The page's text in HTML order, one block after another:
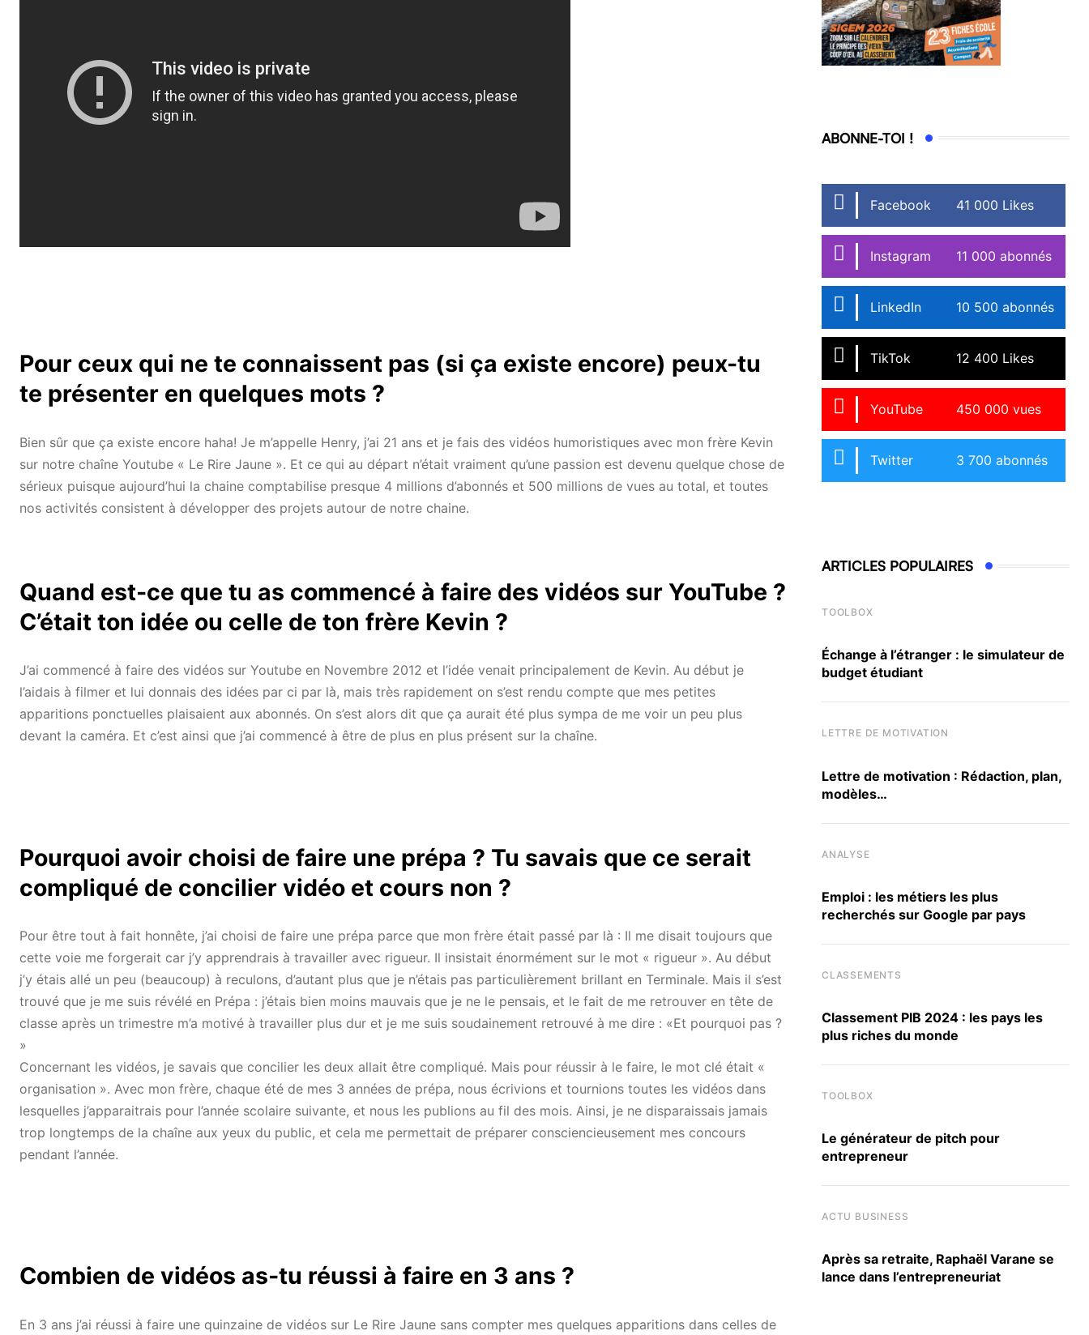
Pour ceux qui ne te connaissent pas (si ça existe encore) peux-tu
te présenter en quelques mots ?
Bien sûr que ça existe encore haha! Je m’appelle Henry, j’ai 21 ans et je fais des vidéos humoristiques avec mon frère Kevin
sur notre chaîne Youtube « Le Rire Jaune ». Et ce qui au départ n’était vraiment qu’une passion est devenu quelque chose de
sérieux puisque aujourd’hui la chaine comptabilise presque 4 millions d’abonnés et 500 millions de vues au total, et toutes
nos activités consistent à développer des projets autour de notre chaine.
Quand est-ce que tu as commencé à faire des vidéos sur YouTube ?
C’était ton idée ou celle de ton frère Kevin ?
J’ai commencé à faire des vidéos sur Youtube en Novembre 2012 et l’idée venait principalement de Kevin. Au début je
l’aidais à filmer et lui donnais des idées par ci par là, mais très rapidement on s’est rendu compte que mes petites
apparitions ponctuelles plaisaient aux abonnés. On s’est alors dit que ça aurait été plus sympa de me voir un peu plus
devant la caméra. Et c’est ainsi que j’ai commencé à être de plus en plus présent sur la chaîne.
Pourquoi avoir choisi de faire une prépa ? Tu savais que ce serait
compliqué de concilier vidéo et cours non ?
Pour être tout à fait honnête, j’ai choisi de faire une prépa parce que mon frère était passé par là : Il me disait toujours que
cette voie me forgerait car j’y apprendrais à travailler avec rigueur. Il insistait énormément sur le mot « rigueur ». Au début
j’y étais allé un peu (beaucoup) à reculons, d’autant plus que je n’étais pas particulièrement brillant en Terminale. Mais il s’est
trouvé que je me suis révélé en Prépa : j’étais bien moins mauvais que je ne le pensais, et le fait de me retrouver en tête de
classe après un trimestre m’a motivé à travailler plus dur et je me suis soudainement retrouvé à me dire : «Et pourquoi pas ?
»
Concernant les vidéos, je savais que concilier les deux allait être compliqué. Mais pour réussir à le faire, le mot clé était «
organisation ». Avec mon frère, chaque été de mes 3 années de prépa, nous écrivions et tournions toutes les vidéos dans
lesquelles j’apparaitrais pour l’année scolaire suivante, et nous les publions au fil des mois. Ainsi, je ne disparaissais jamais
trop longtemps de la chaîne aux yeux du public, et cela me permettait de préparer consciencieusement mes concours
pendant l’année.
Combien de vidéos as-tu réussi à faire en 3 ans ?
En 3 ans j’ai réussi à faire une quinzaine de vidéos sur Le Rire Jaune sans compter mes quelques apparitions dans celles de
ABONNE-TOI !
Facebook 41 000 Likes
Instagram 11 000 abonnés
LinkedIn 10 500 abonnés
TikTok 12 400 Likes
YouTube 450 000 vues
Twitter 3 700 abonnés
ARTICLES POPULAIRES
TOOLBOX
Échange à l’étranger : le simulateur de
budget étudiant
LETTRE DE MOTIVATION
Lettre de motivation : Rédaction, plan,
modèles…
ANALYSE
Emploi : les métiers les plus
recherchés sur Google par pays
CLASSEMENTS
Classement PIB 2024 : les pays les
plus riches du monde
TOOLBOX
Le générateur de pitch pour
entrepreneur
ACTU BUSINESS
Après sa retraite, Raphaël Varane se
lance dans l’entrepreneuriat